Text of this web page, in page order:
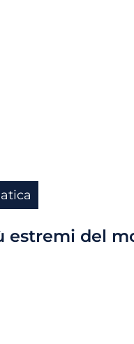
estremi del